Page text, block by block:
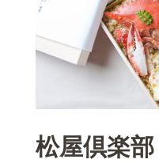
松屋倶楽